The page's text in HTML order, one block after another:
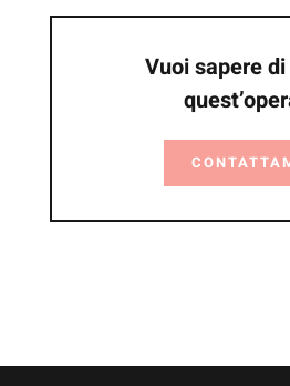
Vuoi sapere